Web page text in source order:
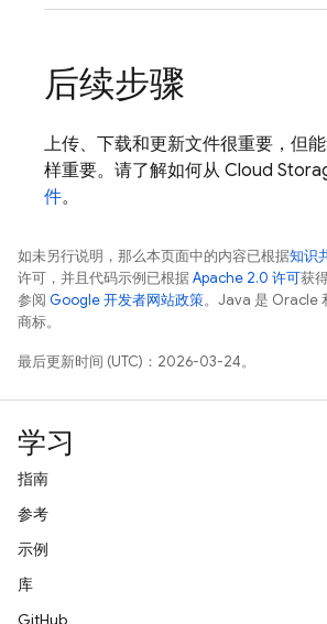
后续步骤
上传、下载和更新文件很重要，但
样重要。请了解如何从 Cloud
件。
如未另行说明，那么本页面中的内容已根据知识
许可，并且代码示例已根据Apache 2.0 许可获
参阅 Google 开发者网站政策。Java 是 Oracle
商标。
最后更新时间 (UTC)：2026-03-24。
学习
指南
参考
示例
库
GitHub